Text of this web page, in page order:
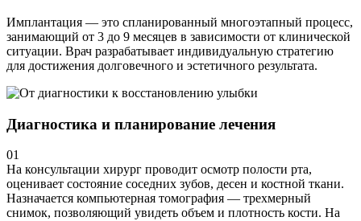
Имплантация — это спланированный многоэтапный процесс,
занимающий от 3 до 9 месяцев в зависимости от клинической
ситуации. Врач разрабатывает индивидуальную стратегию
для достижения долговечного и эстетичного результата.
Диагностика и планирование лечения
01
На консультации хирург проводит осмотр полости рта,
оценивает состояние соседних зубов, десен и костной ткани.
Назначается компьютерная томография — трехмерный
снимок, позволяющий увидеть объем и плотность кости. На